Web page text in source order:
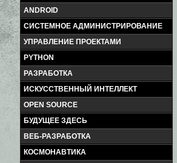
ANDROID
СИСТЕМНОЕ АДМИНИСТРИРОВАНИЕ
УПРАВЛЕНИЕ ПРОЕКТАМИ
PYTHON
РАЗРАБОТКА
ИСКУССТВЕННЫЙ ИНТЕЛЛЕКТ
OPEN SOURCE
БУДУЩЕЕ ЗДЕСЬ
ВЕБ-РАЗРАБОТКА
КОСМОНАВТИКА